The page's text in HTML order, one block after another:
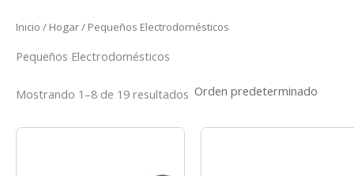
Inicio / Hogar/ Pequeños Electrodomésticos
Pequeños Electrodomésticos
Mostrando 1–8 de 19 resultados